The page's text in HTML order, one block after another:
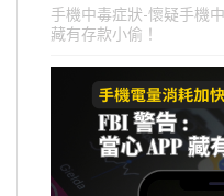
手機中毒症狀-懷疑手機
藏有存款小偷！